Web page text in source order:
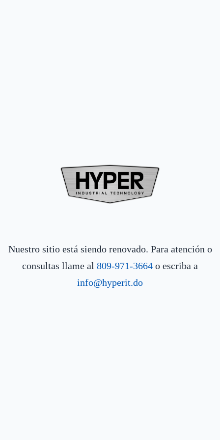
Nuestro sitio está siendo renovado. Para atención o
consultas llame al 809-971-3664 o escriba a
info@hyperit.do